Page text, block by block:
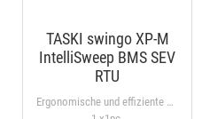
TASKI swingo XP-M
IntelliSweep BMS SEV
RTU
Ergonomische und effiziente Stand-on Scheuersaugmaschine mit TASKI IntelliFlow, XP-M Mikro-Rotation und TASKI IntelliSweep™. Nassscheuern kann in einem Arbeitsgang erledigt werden.